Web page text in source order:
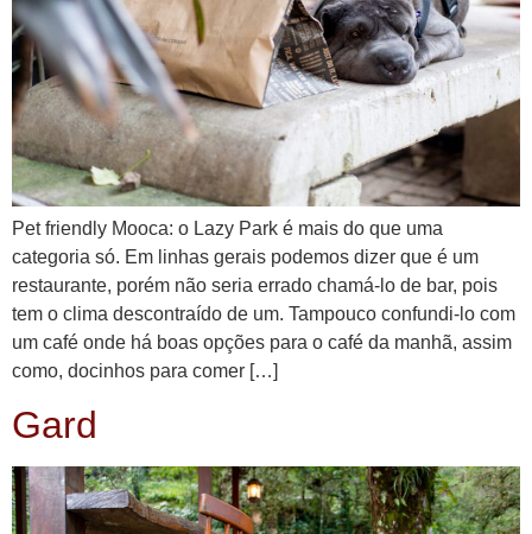
Pet friendly Mooca: o Lazy Park é mais do que uma
categoria só. Em linhas gerais podemos dizer que é um
restaurante, porém não seria errado chamá-lo de bar, pois
tem o clima descontraído de um. Tampouco confundi-lo com
um café onde há boas opções para o café da manhã, assim
como, docinhos para comer […]
Gard